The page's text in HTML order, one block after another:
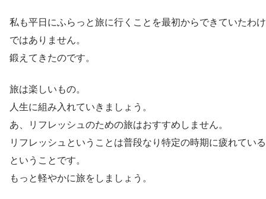
私も平日にふらっと旅に行くことを最初からできていたわけ
ではありません。
鍛えてきたのです。
旅は楽しいもの。
人生に組み入れていきましょう。
あ、リフレッシュのための旅はおすすめしません。
リフレッシュということは普段なり特定の時期に疲れている
ということです。
もっと軽やかに旅をしましょう。